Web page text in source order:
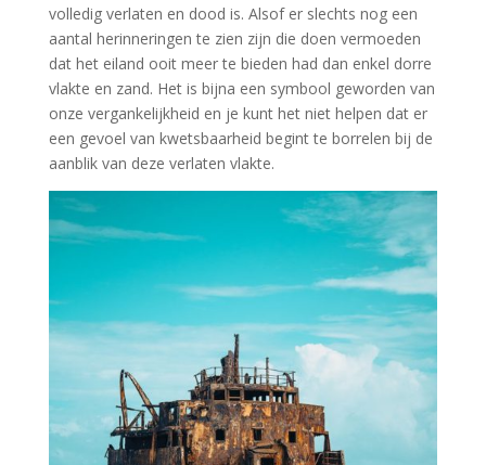
volledig verlaten en dood is. Alsof er slechts nog een
aantal herinneringen te zien zijn die doen vermoeden
dat het eiland ooit meer te bieden had dan enkel dorre
vlakte en zand. Het is bijna een symbool geworden van
onze vergankelijkheid en je kunt het niet helpen dat er
een gevoel van kwetsbaarheid begint te borrelen bij de
aanblik van deze verlaten vlakte.